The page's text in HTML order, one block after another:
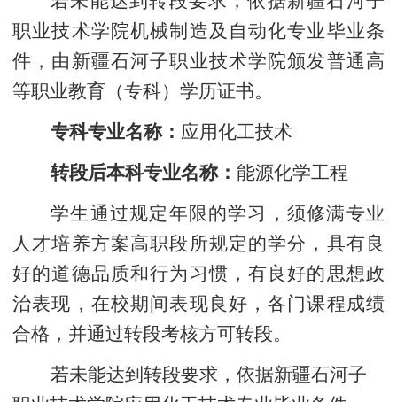
职业技术学院机械制造及自动化专业毕业条
件，由新疆石河子职业技术学院颁发普通高
等职业教育（专科）学历证书。
专科专业名称： 应用化工技术
转段后本科专业名称：能源化学工程
学生通过规定年限的学习，须修满专业
人才培养方案高职段所规定的学分，具有良
好的道德品质和行为习惯，有良好的思想政
治表现，在校期间表现良好，各门课程成绩
合格，并通过转段考核方可转段。
若未能达到转段要求，依据新疆石河子